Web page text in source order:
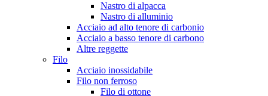
Nastro di alpacca
Nastro di alluminio
Acciaio ad alto tenore di carbonio
Acciaio a basso tenore di carbono
Altre reggette
Filo
Acciaio inossidabile
Filo non ferroso
Filo di ottone